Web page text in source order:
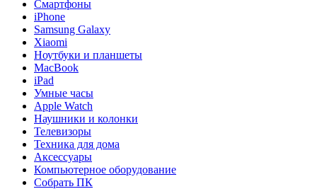
Смартфоны
iPhone
Samsung Galaxy
Xiaomi
Ноутбуки и планшеты
MacBook
iPad
Умные часы
Apple Watch
Наушники и колонки
Телевизоры
Техника для дома
Аксессуары
Компьютерное оборудование
Собрать ПК